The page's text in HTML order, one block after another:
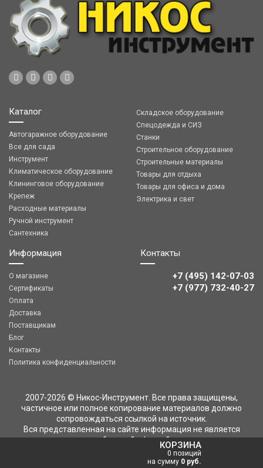
КОРЗИНА
0 позиций
на сумму 0 руб.
Каталог
Автогаражное оборудование
Все для сада
Инструмент
Климатическое оборудование
Клининговое оборудование
Крепеж
Расходные материалы
Ручной инструмент
Сантехника
Складское оборудование
Спецодежда и СИЗ
Станки
Строительное оборудование
Строительные материалы
Товары для отдыха
Товары для офиса и дома
Электрика и свет
Информация
О магазине
Сертификаты
Оплата
Доставка
Поставщикам
Блог
Контакты
Политика конфиденциальности
Контакты
+7 (495) 142-07-03
‎‎+7 (977) 732-40-27
2007-2026 © Никос-Инструмент. Все права защищены,
частичное или полное копирование материалов должно
сопровождаться ссылкой на источник.
Вся представленная на сайте информация не является
публичной офертой